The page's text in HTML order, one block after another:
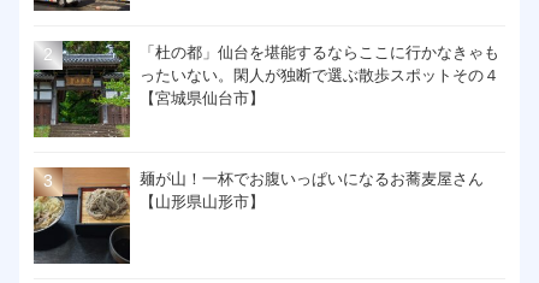
「杜の都」仙台を堪能するならここに行かなきゃも
ったいない。閑人が独断で選ぶ散歩スポットその４
【宮城県仙台市】
麺が山！一杯でお腹いっぱいになるお蕎麦屋さん
【山形県山形市】